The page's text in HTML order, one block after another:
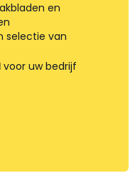
en
selectie van
voor uw bedrijf